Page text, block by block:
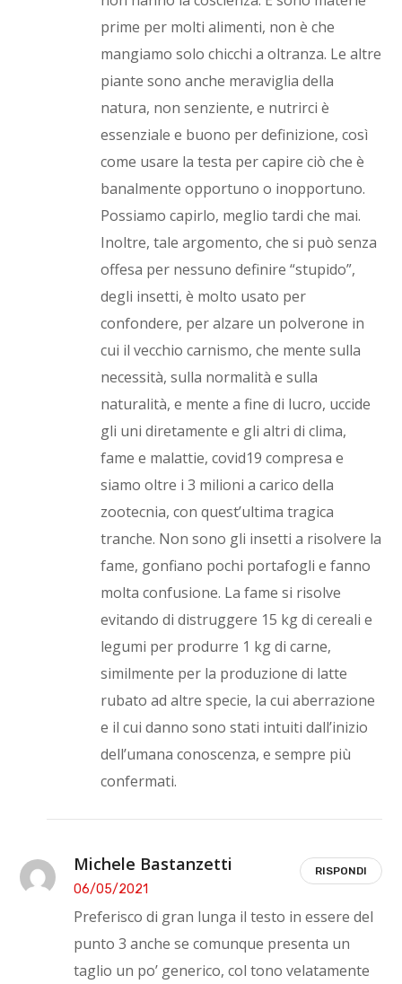
prime per molti alimenti, non è che
mangiamo solo chicchi a oltranza. Le altre
piante sono anche meraviglia della
natura, non senziente, e nutrirci è
essenziale e buono per definizione, così
come usare la testa per capire ciò che è
banalmente opportuno o inopportuno.
Possiamo capirlo, meglio tardi che mai.
Inoltre, tale argomento, che si può senza
offesa per nessuno definire “stupido”,
degli insetti, è molto usato per
confondere, per alzare un polverone in
cui il vecchio carnismo, che mente sulla
necessità, sulla normalità e sulla
naturalità, e mente a fine di lucro, uccide
gli uni diretamente e gli altri di clima,
fame e malattie, covid19 compresa e
siamo oltre i 3 milioni a carico della
zootecnia, con quest’ultima tragica
tranche. Non sono gli insetti a risolvere la
fame, gonfiano pochi portafogli e fanno
molta confusione. La fame si risolve
evitando di distruggere 15 kg di cereali e
legumi per produrre 1 kg di carne,
similmente per la produzione di latte
rubato ad altre specie, la cui aberrazione
e il cui danno sono stati intuiti dall’inizio
dell’umana conoscenza, e sempre più
confermati.
Michele Bastanzetti
06/05/2021
Preferisco di gran lunga il testo in essere del
punto 3 anche se comunque presenta un
taglio un po’ generico, col tono velatamente
RISPONDI